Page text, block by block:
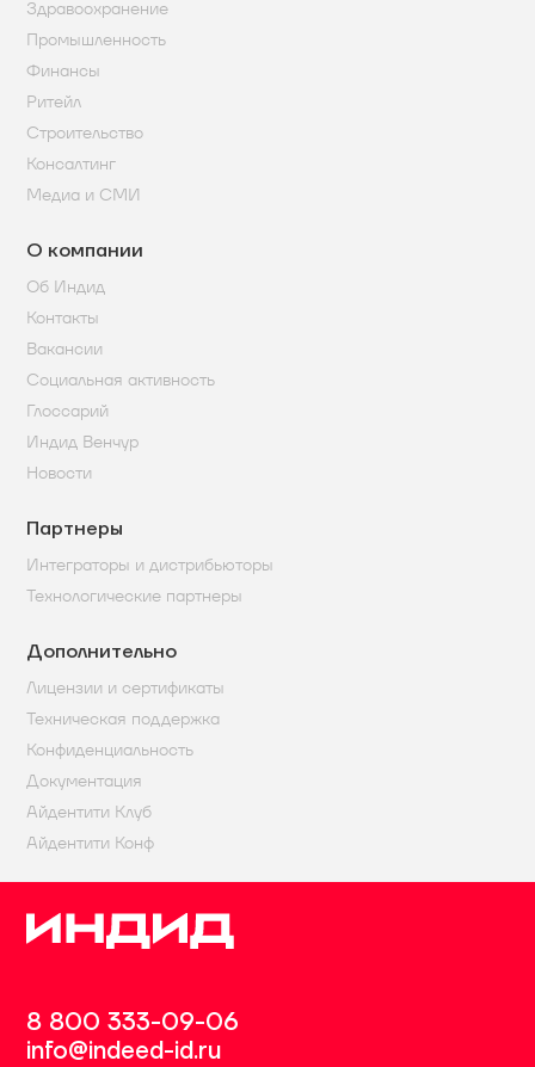
Здравоохранение
Промышленность
Финансы
Ритейл
Строительство
Консалтинг
Медиа и СМИ
О компании
Об Индид
Контакты
Вакансии
Социальная активность
Глоссарий
Индид Венчур
Новости
Партнеры
Интеграторы и дистрибьюторы
Технологические партнеры
Дополнительно
Лицензии и сертификаты
Техническая поддержка
Конфиденциальность
Документация
Айдентити Клуб
Айдентити Конф
8 800 333-09-06
info@indeed-id.ru